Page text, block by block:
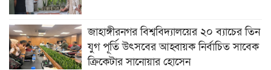
জাহাঙ্গীরনগর বিশ্ববিদ্যালয়ের ২০ ব্যাচের তিন
যুগ পূর্তি উৎসবের আহ্বায়ক নির্বাচিত সাবেক
ক্রিকেটার সানোয়ার হোসেন